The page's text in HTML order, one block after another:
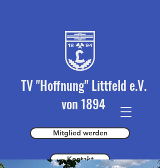
TV "Hoffnung" Littfeld e.V.
von 1894
Mitglied werden
Kontakt